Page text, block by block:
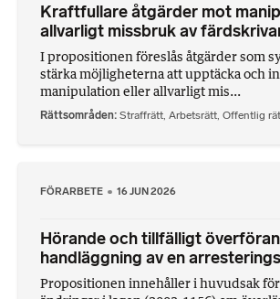
Kraftfullare åtgärder mot
allvarligt missbruk av
I propositionen föreslås åtgärder som
stärka möjligheterna att upptäcka och
manipulation eller allvarligt mis...
Rättsområden Straffrätt, Arbetsrätt, Offentlig
FÖRARBETE 16 JUN 2026
Hörande och tillfälligt
handläggning av en
Propositionen innehåller i huvudsak